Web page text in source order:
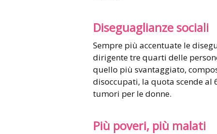
Diseguaglianze sociali
Sempre più accentuate le
dirigente tre quarti delle
quello più svantaggiato,
disoccupati, la quota scende al
tumori per le donne.
Più poveri, più malati